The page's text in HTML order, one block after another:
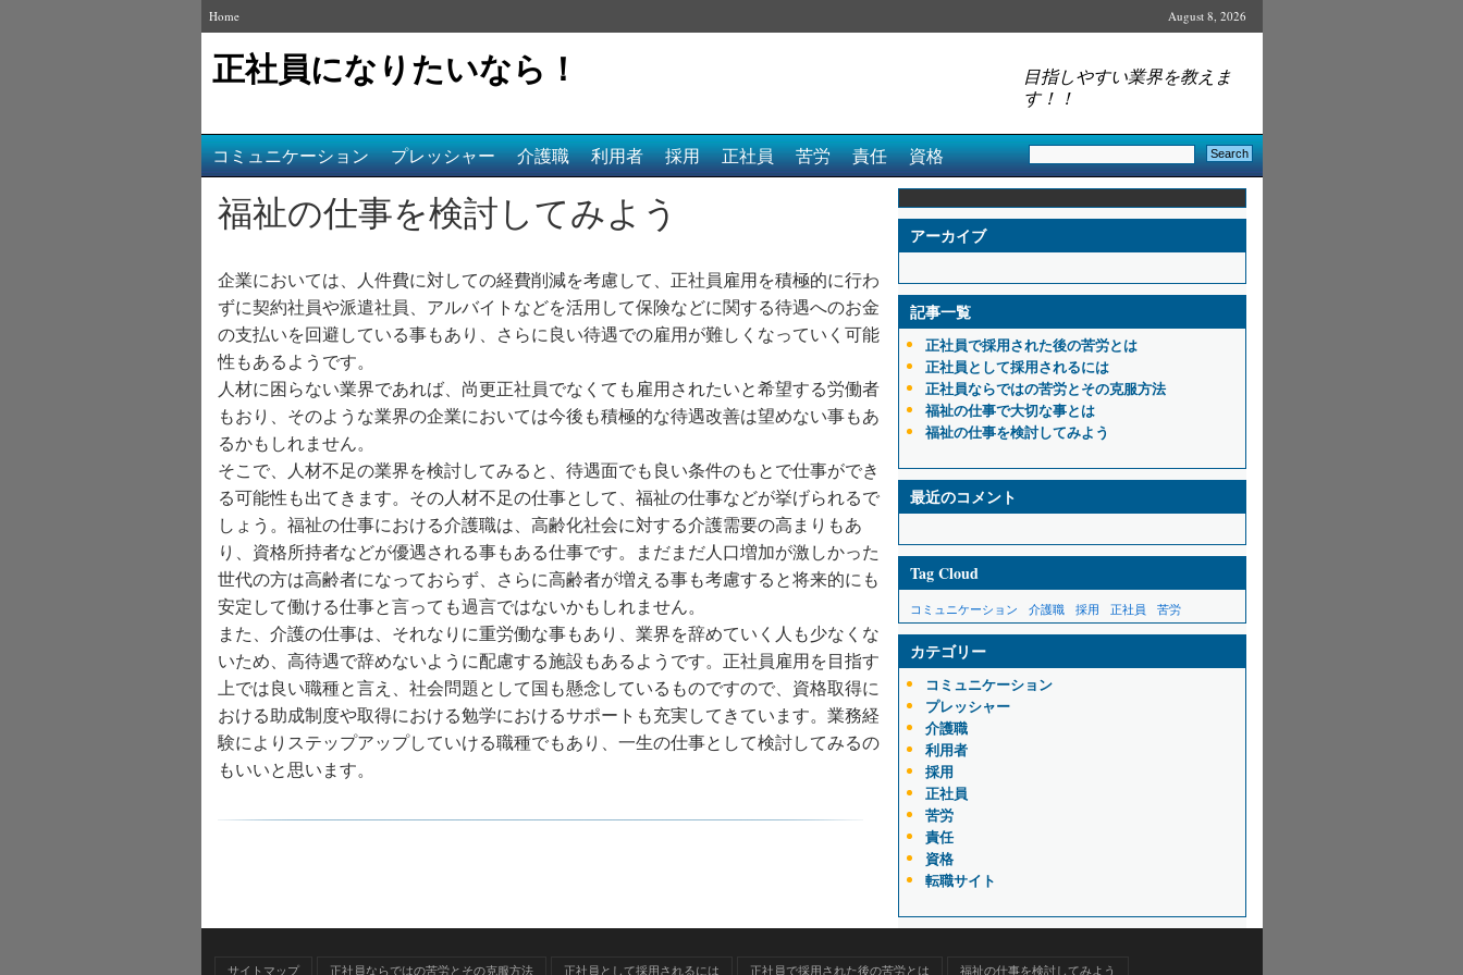
Home August 8, 2026
正社員になりたいなら！
目指しやすい業界を教えま
す！！
コミュニケーション プレッシャー 介護職 利用者 採用 正社員 苦労 責任 資格
福祉の仕事を検討してみよう
企業においては、人件費に対しての経費削減を考慮して、正社員雇用を積極的に行わ
ずに契約社員や派遣社員、アルバイトなどを活用して保険などに関する待遇へのお金
の支払いを回避している事もあり、さらに良い待遇での雇用が難しくなっていく可能
性もあるようです。
人材に困らない業界であれば、尚更正社員でなくても雇用されたいと希望する労働者
もおり、そのような業界の企業においては今後も積極的な待遇改善は望めない事もあ
るかもしれません。
そこで、人材不足の業界を検討してみると、待遇面でも良い条件のもとで仕事ができ
る可能性も出てきます。その人材不足の仕事として、福祉の仕事などが挙げられるで
しょう。福祉の仕事における介護職は、高齢化社会に対する介護需要の高まりもあ
り、資格所持者などが優遇される事もある仕事です。まだまだ人口増加が激しかった
世代の方は高齢者になっておらず、さらに高齢者が増える事も考慮すると将来的にも
安定して働ける仕事と言っても過言ではないかもしれません。
また、介護の仕事は、それなりに重労働な事もあり、業界を辞めていく人も少なくな
いため、高待遇で辞めないように配慮する施設もあるようです。正社員雇用を目指す
上では良い職種と言え、社会問題として国も懸念しているものですので、資格取得に
おける助成制度や取得における勉学におけるサポートも充実してきています。業務経
験によりステップアップしていける職種でもあり、一生の仕事として検討してみるの
もいいと思います。
アーカイブ
記事一覧
正社員で採用された後の苦労とは
正社員として採用されるには
正社員ならではの苦労とその克服方法
福祉の仕事で大切な事とは
福祉の仕事を検討してみよう
最近のコメント
Tag Cloud
コミュニケーション 介護職 採用 正社員 苦労
カテゴリー
コミュニケーション
プレッシャー
介護職
利用者
採用
正社員
苦労
責任
資格
転職サイト
サイトマップ 正社員ならではの苦労とその克服方法 正社員として採用されるには 正社員で採用された後の苦労とは 福祉の仕事を検討してみよう